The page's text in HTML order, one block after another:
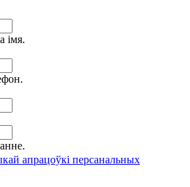
імя.
апрацоўкі персанальных